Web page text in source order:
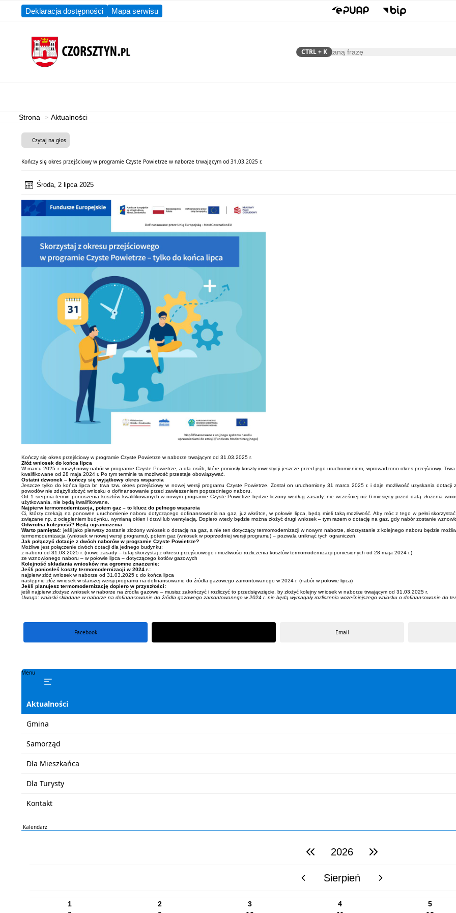
Deklaracja dostępności Mapa serwisu
Szukaj
CTRL+ K
Strona Aktualności
Czytaj na głos
Kończy się okres przejściowy w programie Czyste Powietrze w naborze trwającym od 31.03.2025 r.
Środa, 2 lipca 2025
Kończy się okres przejściowy w programie Czyste Powietrze w naborze trwającym od 31.03.2025 r.
Złóż wniosek do końca lipca
W marcu 2025 r. ruszył nowy nabór w programie Czyste Powietrze, a dla osób, które poniosły koszty inwestycji jeszcze przed jego uruchomieniem, wprowadzono okres przejściowy.
kwalifikowane od 28 maja 2024 r. Po tym terminie ta możliwość przestaje obowiązywać.
Ostatni dzwonek – kończy się wyjątkowy okres wsparcia
Jeszcze tylko do końca lipca br. trwa tzw. okres przejściowy w nowej wersji programu Czyste Powietrze. Został on uruchomiony 31 marca 2025 r. i daje możliwość uzyskania
powodów nie zdążyli złożyć wniosku o dofinansowanie przed zawieszeniem poprzedniego naboru.
Od 1 sierpnia termin ponoszenia kosztów kwalifikowanych w nowym programie Czyste Powietrze będzie liczony według zasady: nie wcześniej niż 6 miesięcy przed datą złożenia
użytkowania, nie będą kwalifikowane.
Najpierw termomodernizacja, potem gaz – to klucz do pełnego wsparcia
Ci, którzy czekają na ponowne uruchomienie naboru dotyczącego dofinansowania na gaz, już wkrótce, w połowie lipca, będą mieli taką możliwość. Aby móc z tego w pełni
związane np. z ociepleniem budynku, wymianą okien i drzwi lub wentylacją. Dopiero wtedy będzie można złożyć drugi wniosek – tym razem o dotację na gaz, gdy nabór zostanie
Odwrotna kolejność? Będą ograniczenia
Warto pamiętać: jeśli jako pierwszy zostanie złożony wniosek o dotację na gaz, a nie ten dotyczący termomodernizacji w nowym naborze, skorzystanie z kolejnego naboru będzie
termomodernizacja (wniosek w nowej wersji programu), potem gaz (wniosek w poprzedniej wersji programu) – pozwala uniknąć tych ograniczeń.
Jak połączyć dotacje z dwóch naborów w programie Czyste Powietrze?
Możliwe jest połączenie dwóch dotacji dla jednego budynku:
z naboru od 31.03.2025 r. (nowe zasady – tutaj skorzystaj z okresu przejściowego i możliwości rozliczenia kosztów termomodernizacji poniesionych od 28 maja 2024 r.)
ze wznowionego naboru – w połowie lipca – dotyczącego kotłów gazowych
Kolejność składania wniosków ma ogromne znaczenie:
Jeśli poniosłeś koszty termomodernizacji w 2024 r.:
najpierw złóż wniosek w naborze od 31.03.2025 r. do końca lipca
następnie złóż wniosek w starszej wersji programu na dofinansowanie do źródła gazowego zamontowanego w 2024 r. (nabór w połowie lipca)
Jeśli planujesz termomodernizację dopiero w przyszłości:
jeśli najpierw złożysz wniosek w naborze na źródła gazowe – musisz zakończyć i rozliczyć to przedsięwzięcie, by złożyć kolejny wniosek w naborze trwającym od 31.03.2025 r.
Uwaga: wnioski składane w naborze na dofinansowanie do źródła gazowego zamontowanego w 2024 r. nie będą wymagały rozliczenia wcześniejszego wniosku o dofinansowanie do
Facebook Email
Menu
Aktualności
Gmina
Samorząd
Dla Mieszkańca
Dla Turysty
Kontakt
Kalendarz
poprzedni rok2026 następny rok
poprzedni miesiącSierpień następny miesiąc
1 2 3 4
5